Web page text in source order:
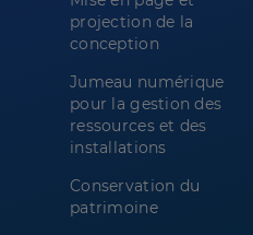
projection de la
conception
Jumeau numérique
pour la gestion des
ressources et des
installations
Conservation du
patrimoine